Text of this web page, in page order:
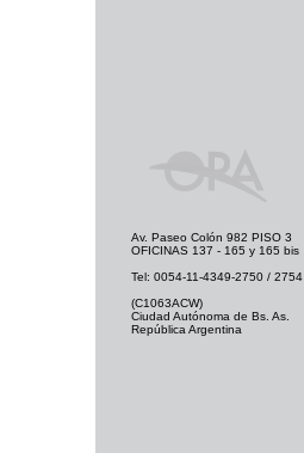
Av. Paseo Colón 982 PISO 3
OFICINAS 137 - 165 y 165 bis
Tel: 0054-11-4349-2750 / 2754
(C1063ACW)
Ciudad Autónoma de Bs. As.
República Argentina